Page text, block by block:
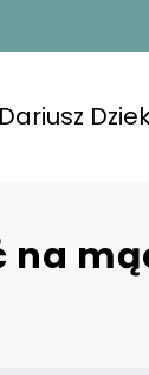
Dariusz